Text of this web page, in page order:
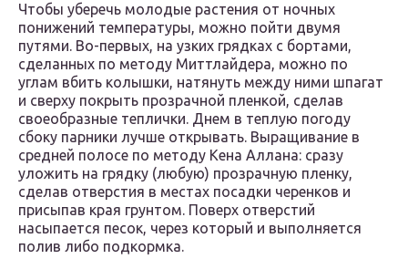
Чтобы уберечь молодые растения от ночных
понижений температуры, можно пойти двумя
путями. Во-первых, на узких грядках с бортами,
сделанных по методу Миттлайдера, можно по
углам вбить колышки, натянуть между ними шпагат
и сверху покрыть прозрачной пленкой, сделав
своеобразные теплички. Днем в теплую погоду
сбоку парники лучше открывать. Выращивание в
средней полосе по методу Кена Аллана: сразу
уложить на грядку (любую) прозрачную пленку,
сделав отверстия в местах посадки черенков и
присыпав края грунтом. Поверх отверстий
насыпается песок, через который и выполняется
полив либо подкормка.